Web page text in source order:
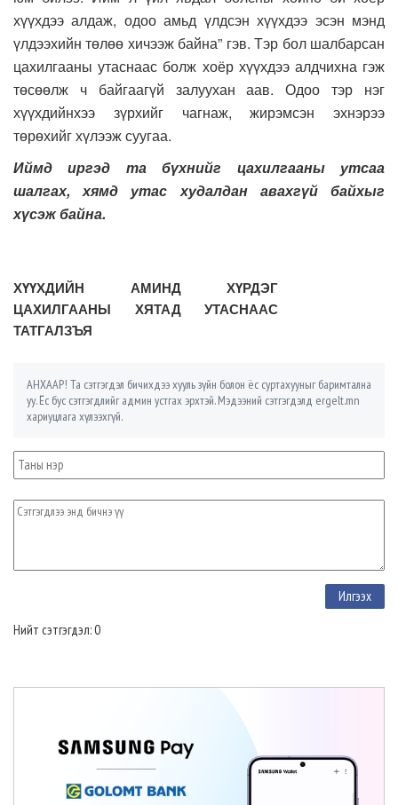
хүүхдээ алдаж, одоо амьд үлдсэн хүүхдээ эсэн мэнд
үлдээхийн төлөө хичээж байна” гэв. Тэр бол шалбарсан
цахилгааны утаснаас болж хоёр хүүхдээ алдчихна гэж
төсөөлж ч байгаагүй залуухан аав. Одоо тэр нэг
хүүхдийнхээ зүрхийг чагнаж, жирэмсэн эхнэрээ
төрөхийг хүлээж суугаа.
Иймд иргэд та бүхнийг цахилгааны утсаа
шалгах, хямд утас худалдан авахгүй байхыг
хүсэж байна.
ХҮҮХДИЙН АМИНД ХҮРДЭГ
ЦАХИЛГААНЫ ХЯТАД УТАСНААС
ТАТГАЛЗЪЯ
АНХААР! Та сэтгэгдэл бичихдээ хууль зүйн болон ёс суртахууныг баримтална
уу. Ёс бус сэтгэгдлийг админ устгах эрхтэй. Мэдээний сэтгэгдэлд ergelt.mn
хариуцлага хүлээхгүй.
Нийт сэтгэгдэл: 0